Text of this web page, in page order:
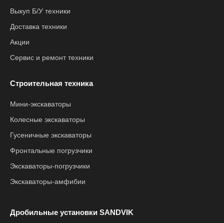
Выкуп Б/У техники
Доставка техники
Акции
Сервис и ремонт техники
Строительная техника
Мини-экскаваторы
Колесные экскаваторы
Гусеничные экскаваторы
Фронтальные погрузчики
Экскаваторы-погрузчики
Экскаваторы-амфибии
Дробильные установки SANDVIK